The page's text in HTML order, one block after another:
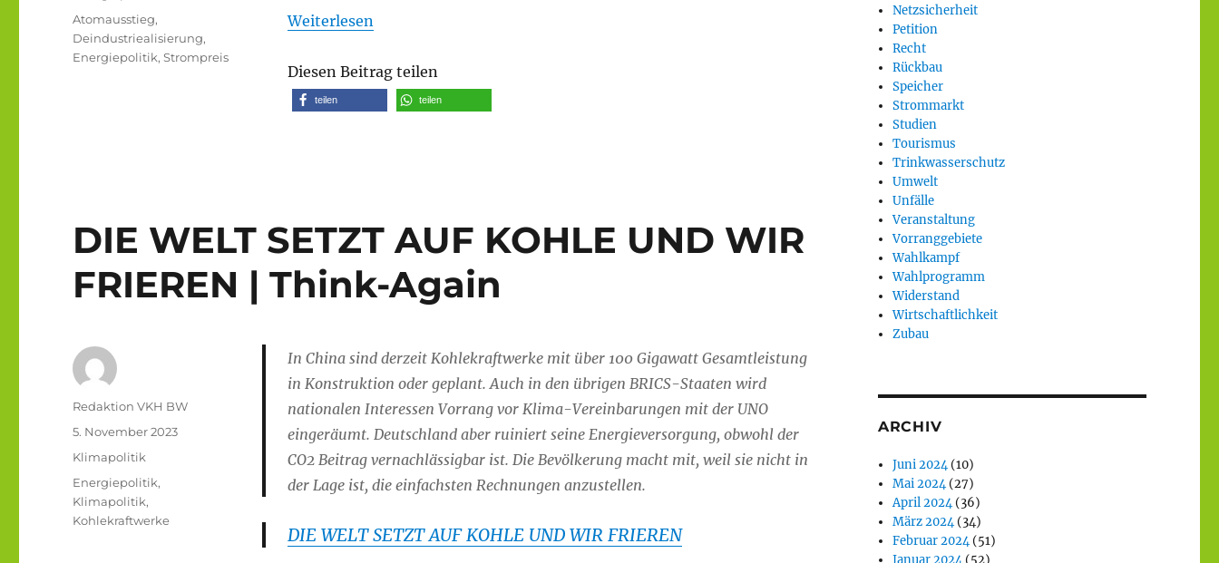
Weiterlesen
Diesen Beitrag teilen
teilen teilen
Schlagwörter
Atomausstieg,
Deindustriealisierung,
Energiepolitik,Strompreis
DIE WELT SETZT AUF KOHLE UND WIR
FRIEREN | Think-Again
In China sind derzeit Kohlekraftwerke mit über 100 Gigawatt Gesamtleistung
in Konstruktion oder geplant. Auch in den übrigen BRICS-Staaten wird
nationalen Interessen Vorrang vor Klima-Vereinbarungen mit der UNO
eingeräumt. Deutschland aber ruiniert seine Energieversorgung, obwohl der
CO2 Beitrag vernachlässigbar ist. Die Bevölkerung macht mit, weil sie nicht in
der Lage ist, die einfachsten Rechnungen anzustellen.
DIE WELT SETZT AUF KOHLE UND WIR FRIEREN
Autor
Redaktion VKH BW
Veröffentlicht
am
5. November 2023
Kategorien
Klimapolitik
Schlagwörter
Energiepolitik,
Klimapolitik,
Kohlekraftwerke
Netzsicherheit
Petition
Recht
Rückbau
Speicher
Strommarkt
Studien
Tourismus
Trinkwasserschutz
Umwelt
Unfälle
Veranstaltung
Vorranggebiete
Wahlkampf
Wahlprogramm
Widerstand
Wirtschaftlichkeit
Zubau
ARCHIV
Juni 2024(10)
Mai 2024(27)
April 2024(36)
März 2024(34)
Februar 2024(51)